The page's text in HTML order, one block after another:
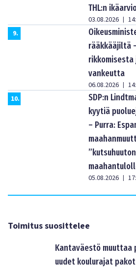
THL:n
03.08.2026 |
9.
rääkkääjiltä
vankeutta
06.08.2026 |
10.
SDP:n
kyytiä
– Purra:
05.08.2026 |
Toimitus suosittelee
Kantaväestö
uudet koulurajat